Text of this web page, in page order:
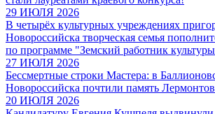
29 ИЮЛЯ 2026
В четырёх культурных учреждениях
Новороссийска творческая семья
по программе "Земский работник
27 ИЮЛЯ 2026
Бессмертные строки Мастера: в
Новороссийска почтили память
20 ИЮЛЯ 2026